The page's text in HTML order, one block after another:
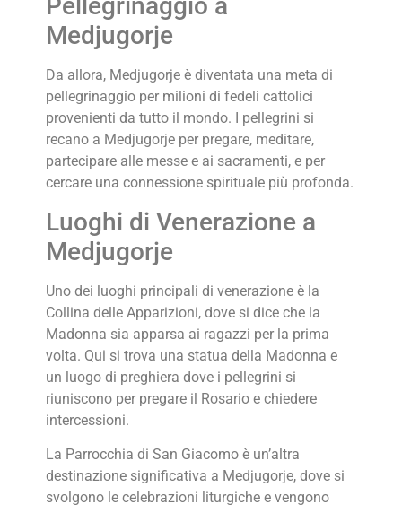
Pellegrinaggio a
Medjugorje
Da allora, Medjugorje è diventata una meta di
pellegrinaggio per milioni di fedeli cattolici
provenienti da tutto il mondo. I pellegrini si
recano a Medjugorje per pregare, meditare,
partecipare alle messe e ai sacramenti, e per
cercare una connessione spirituale più profonda.
Luoghi di Venerazione a
Medjugorje
Uno dei luoghi principali di venerazione è la
Collina delle Apparizioni, dove si dice che la
Madonna sia apparsa ai ragazzi per la prima
volta. Qui si trova una statua della Madonna e
un luogo di preghiera dove i pellegrini si
riuniscono per pregare il Rosario e chiedere
intercessioni.
La Parrocchia di San Giacomo è un’altra
destinazione significativa a Medjugorje, dove si
svolgono le celebrazioni liturgiche e vengono